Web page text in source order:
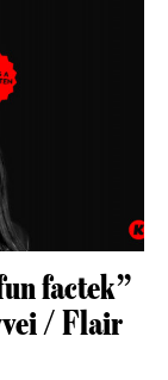
factek”
/ Flair